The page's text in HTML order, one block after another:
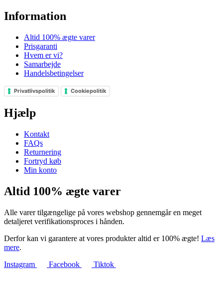
Information
Altid 100% ægte varer
Prisgaranti
Hvem er vi?
Samarbejde
Handelsbetingelser
Privatlivspolitik Cookiepolitik
Hjælp
Kontakt
FAQs
Returnering
Fortryd køb
Min konto
Altid 100% ægte varer
Alle varer tilgængelige på vores webshop gennemgår en meget
detaljeret verifikationsproces i hånden.
Derfor kan vi garantere at vores produkter altid er 100% ægte! Læs
mere.
Instagram
Facebook Tiktok